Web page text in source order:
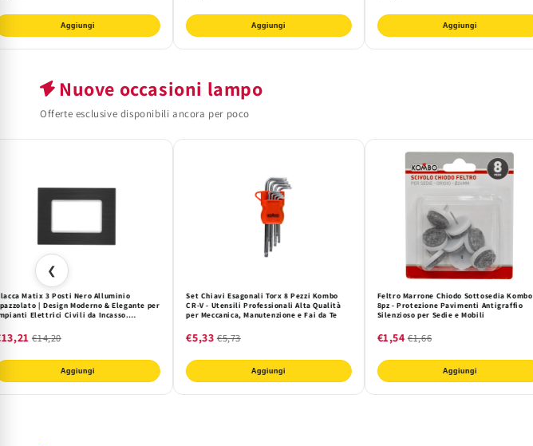
Aggiungi Aggiungi Aggiungi
Nuove occasioni lampo
Offerte esclusive disponibili ancora per poco
❮
Matix 3 Posti Nero Alluminio
| Design Moderno & Elegante per
Elettrici Civili da Incasso.
€14,20
Aggiungi
Set Chiavi Esagonali Torx 8 Pezzi Kombo
CR-V - Utensili Professionali Alta Qualità
per Meccanica, Manutenzione e Fai da Te
€5,33 €5,73
Aggiungi
Feltro Marrone Chiodo Sottosedia Kombo
8pz - Protezione Pavimenti Antigraffio
Silenzioso per Sedie e Mobili
€1,54 €1,66
Aggiungi